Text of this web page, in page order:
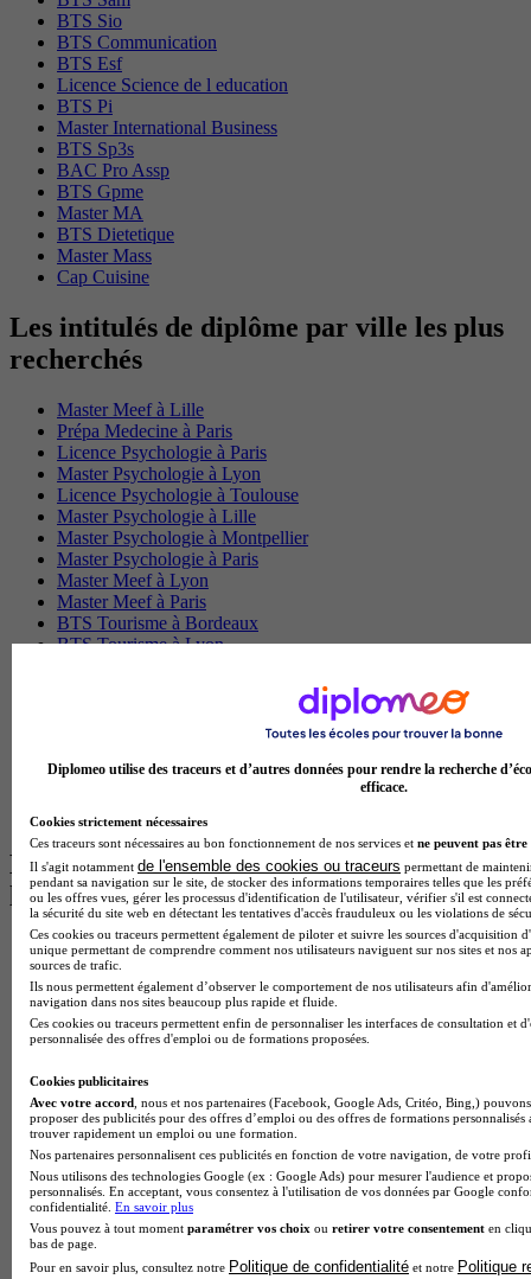
BTS Sio
BTS Communication
BTS Esf
Licence Science de l education
BTS Pi
Master International Business
BTS Sp3s
BAC Pro Assp
BTS Gpme
Master MA
BTS Dietetique
Master Mass
Cap Cuisine
Les intitulés de diplôme par ville les plus
recherchés
Master Meef à Lille
Prépa Medecine à Paris
Licence Psychologie à Paris
Master Psychologie à Lyon
Licence Psychologie à Toulouse
Master Psychologie à Lille
Master Psychologie à Montpellier
Master Psychologie à Paris
Master Meef à Lyon
Master Meef à Paris
BTS Tourisme à Bordeaux
BTS Tourisme à Lyon
Master Psychologie à Angers
BTS Ndrc à Lyon
Les intitulés de diplôme par alternance
les plus recherchés
BTS Esf en alternance
BTS Dietetique en alternance
BTS Mco en alternance
BTS Pi en alternance
BTS Sp3s en alternance
BTS Ndrc en alternance
BTS Sam en alternance
Cap Fleuriste en alternance
BTS Sio en alternance
MSc Marketing Digital en alternance
BTS Gpme en alternance
Cap Electricien en alternance
BTS Gpn en alternance
BTS Domotique en alternance
BAC Pro Agora en alternance
Diplomeo utilise des traceurs et d’autres données pour rendre la recherche
efficace.
Cookies strictement nécessaires
Ces traceurs sont nécessaires au bon fonctionnement de nos services et ne peuvent pas être
Il s'agit notamment de l'ensemble des cookies ou traceurs permettant de
pendant sa navigation sur le site, de stocker des informations temporaires telles que les
ou les offres vues, gérer les processus d'identification de l'utilisateur, vérifier s'il est
la sécurité du site web en détectant les tentatives d'accès frauduleux ou les violations de
Ces cookies ou traceurs permettent également de piloter et suivre les sources d'acquisition
unique permettant de comprendre comment nos utilisateurs naviguent sur nos sites et nos
sources de trafic.
Ils nous permettent également d’observer le comportement de nos utilisateurs afin
navigation dans nos sites beaucoup plus rapide et fluide.
Ces cookies ou traceurs permettent enfin de personnaliser les interfaces de consultation et
personnalisée des offres d'emploi ou de formations proposées.
Cookies publicitaires
Avec votre accord , nous et nos partenaires (Facebook, Google Ads, Critéo, Bing,)
proposer des publicités pour des offres d’emploi ou des offres de formations
trouver rapidement un emploi ou une formation.
Nos partenaires personnalisent ces publicités en fonction de votre navigation, de votre
Nous utilisons des technologies Google (ex : Google Ads) pour mesurer l'audience et
personnalisés. En acceptant, vous consentez à l'utilisation de vos données par Google
confidentialité. En savoir plus
Vous pouvez à tout moment paramétrer vos choix ou retirer votre consentement en
bas de page.
Pour en savoir plus, consultez notre Politique de confidentialité et notre Politique